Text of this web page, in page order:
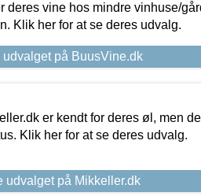
deres vine hos mindre vinhuse/
Klik her for at se deres udvalg.
udvalget på BuusVine.dk
er kendt for deres øl, men
Klik her for at se deres udvalg.
udvalget på Mikkeller.dk